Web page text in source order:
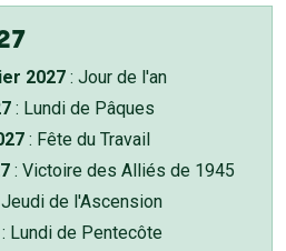
2027 : Jour de l'an
: Lundi de Pâques
: Fête du Travail
: Victoire des Alliés de 1945
de l'Ascension
: Lundi de Pentecôte